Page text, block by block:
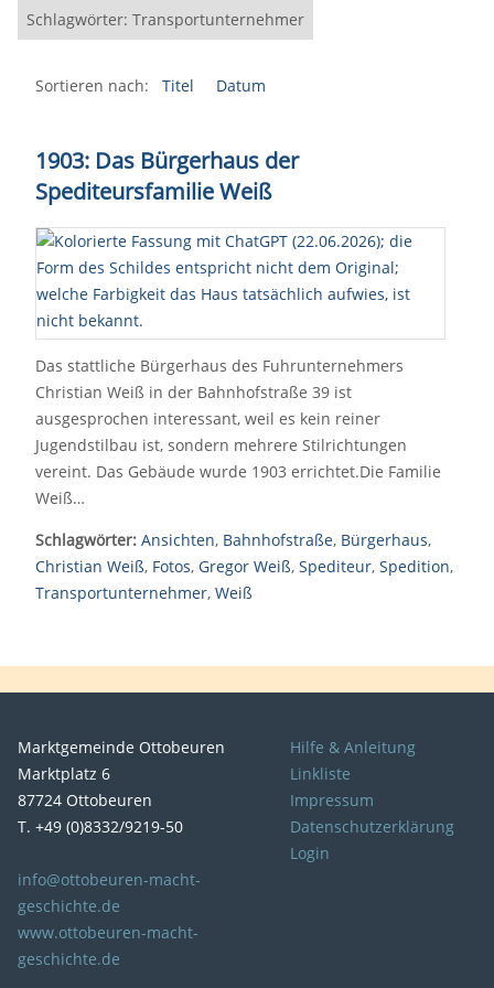
Schlagwörter: Transportunternehmer
Sortieren nach: Titel Datum
1903: Das Bürgerhaus der
Spediteursfamilie Weiß
Das stattliche Bürgerhaus des Fuhrunternehmers
Christian Weiß in der Bahnhofstraße 39 ist
ausgesprochen interessant, weil es kein reiner
Jugendstilbau ist, sondern mehrere Stilrichtungen
vereint. Das Gebäude wurde 1903 errichtet.Die Familie
Weiß…
Schlagwörter: Ansichten, Bahnhofstraße, Bürgerhaus,
Christian Weiß, Fotos, Gregor Weiß, Spediteur, Spedition,
Transportunternehmer, Weiß
Marktgemeinde Ottobeuren
Marktplatz 6
87724 Ottobeuren
T. +49 (0)8332/9219-50
info@ottobeuren-macht-
geschichte.de
www.ottobeuren-macht-
geschichte.de
Hilfe & Anleitung
Linkliste
Impressum
Datenschutzerklärung
Login